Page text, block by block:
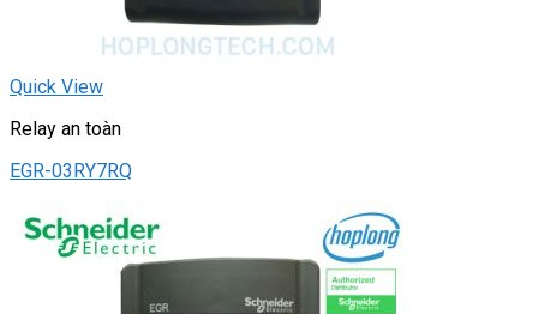
Quick View
Relay an toàn
EGR-03RY7RQ